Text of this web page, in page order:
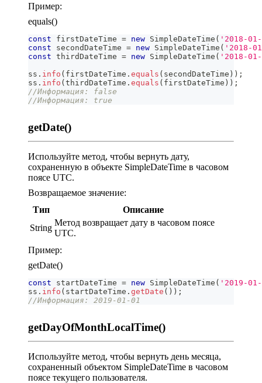
Пример:
equals()
const firstDateTime = new SimpleDateTime ( '2018-
const secondDateTime = new SimpleDateTime ( '2018-
const thirdDateTime = new SimpleDateTime ( '2018-
ss . info ( firstDateTime . equals ( secondDateTime ) ) ;
ss . info (thirdDateTime . equals ( firstDateTime ) ) ;
//Информация: false
//Информация: true
getDate()
Используйте метод, чтобы вернуть дату,
сохраненную в объекте SimpleDateTime в часовом
поясе UTC.
Возвращаемое значение:
Тип
Описание
String
Метод возвращает дату в часовом поясе
UTC.
Пример:
getDate()
const startDateTime = new SimpleDateTime ( '2019-
ss . info ( startDateTime . getDate ( ) ) ;
//Информация: 2019-01-01
getDayOfMonthLocalTime()
Используйте метод, чтобы вернуть день месяца,
сохраненный объектом SimpleDateTime в часовом
поясе текущего пользователя.